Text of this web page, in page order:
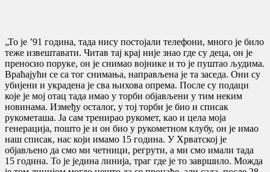
„То је ’91 година, тада нису постојали телефони, много је било
теже извештавати. Читав тај крај није знао где су деца, он је
преносио поруке, он је снимао војнике и то је пуштао људима.
Враћајући се са тог снимања, направљена је та заседа. Они су
убијени и украдена је сва њихова опрема. После су подаци
које је мој отац тада имао у торби објављени у тим неким
новинама. Између осталог, у тој торби је био и списак
рукометаша. Ја сам тренирао рукомет, као и цела моја
генерација, пошто је и он био у рукометном клубу, он је имао
наш списак, нас који имамо 15 година. У Хрватској је
објављено да смо ми четници, регрути, а ми смо имали тада
15 година. То је једина линија, траг где је то завршило. Можда